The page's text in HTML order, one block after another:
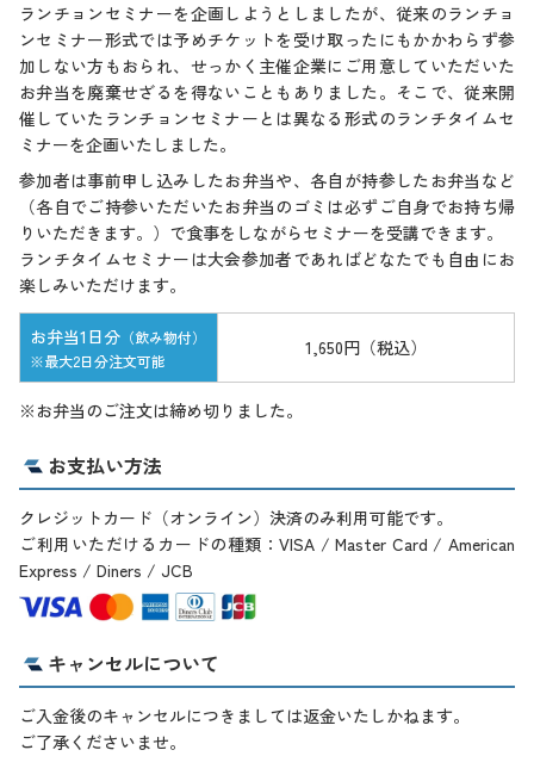
ランチョンセミナーを企画しようとしましたが、従来のランチョ
ンセミナー形式では予めチケットを受け取ったにもかかわらず参
加しない方もおられ、せっかく主催企業にご用意していただいた
お弁当を廃棄せざるを得ないこともありました。そこで、従来開
催していたランチョンセミナーとは異なる形式のランチタイムセ
ミナーを企画いたしました。
参加者は事前申し込みしたお弁当や、各自が持参したお弁当など
（各自でご持参いただいたお弁当のゴミは必ずご自身でお持ち帰
りいただきます。）で食事をしながらセミナーを受講できます。
ランチタイムセミナーは大会参加者であればどなたでも自由にお
楽しみいただけます。
お弁当1日分 （飲み物付）
※最大2日分注文可能
1,650円（税込）
※お弁当のご注文は締め切りました。
お支払い方法
クレジットカード（オンライン）決済のみ利用可能です。
ご利用いただけるカードの種類：VISA / Master Card / American
Express / Diners / JCB
キャンセルについて
ご入金後のキャンセルにつきましては返金いたしかねます。
ご了承くださいませ。